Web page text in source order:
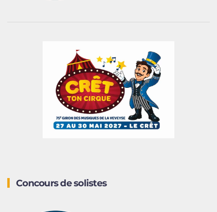
Concours de solistes